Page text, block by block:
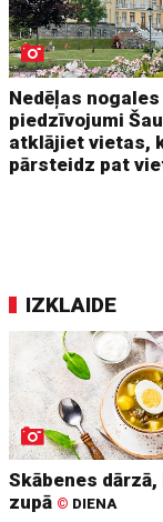
Nedēļas nogales
piedzīvojumi
atklājiet vietas,
pārsteidz pat
IZKLAIDE
Skābenes dārzā,
zupā © DIENA